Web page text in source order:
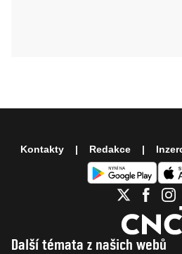
Další témata z našich webů
Kontakty Redakce